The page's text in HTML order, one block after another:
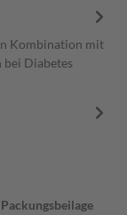
Kombination mit
Diabetes